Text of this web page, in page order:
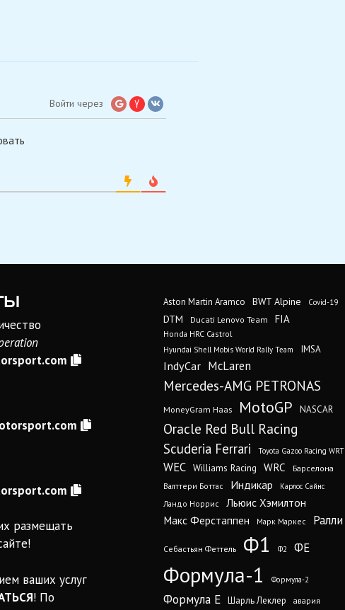
Войти через
размещать
ваших услуг
! По
Aston Martin Aramco BWT Alpine Covid-19
DTM Ducati Lenovo Team FIA
Honda HRC Castrol
Hyundai Shell Mobis World Rally Team IMSA
IndyCar McLaren
Mercedes-AMG PETRONAS
MoneyGram Haas MotoGP NASCAR
Oracle Red Bull Racing
Scuderia Ferrari Toyota Gazoo Racing WRT
WEC Williams Racing WRC
Барселона
Валттери Боттас
Индикар Карлос Сайнс
Ландо Норрис
Льюис Хэмилтон
Макс Ферстаппен
Марк Маркес Ралли
Себастьян Феттель Ф1 Ф2 ФЕ
Формула-1 Формула-2
Формула Е Шарль Леклер авария